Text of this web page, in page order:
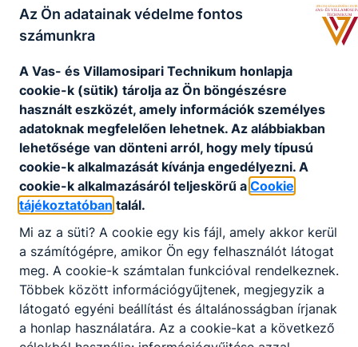
szakosztályok munkájában, irányításában.
Sporthoz és rekreációhoz kapcsolódó
Ajánlott minden fiatal számára, akinek a sport,
sportolás iránti elkötelezettsége oly mértékű,
hogy szívesen választja ezt a területet hivatásául.
KOMPETENCIAELVÁRÁS
Kimagasló mozgáskoordináció, a választott
sportágban való sportolói jártasság, jó ﬁzikum,
kommunikációs készség, szakmai fejlődés
irányítása.
A SZAKKÉPZETTSÉGGEL RENDELKEZŐ
a választott sportág mozgásformáit
Az Ön adatainak védelme fontos
számunkra
A Vas- és Villamosipari Technikum honlapja
cookie-k (sütik) tárolja az Ön böngészésre
használt eszközét, amely információk személyes
adatoknak megfelelően lehetnek. Az alábbiakban
lehetősége van dönteni arról, hogy mely típusú
cookie-k alkalmazását kívánja engedélyezni. A
cookie-k alkalmazásáról teljeskörű a Cookie
tájékoztatóban talál.
Mi az a süti? A cookie egy kis fájl, amely akkor kerül
a számítógépre, amikor Ön egy felhasználót látogat
meg. A cookie-k számtalan funkcióval rendelkeznek.
Többek között információgyűjtenek, megjegyzik a
látogató egyéni beállítást és általánosságban írjanak
a honlap használatára. Az a cookie-kat a következő